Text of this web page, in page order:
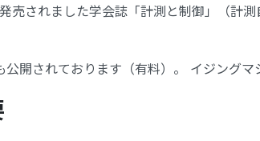
売されました学会誌「計測と制御」（計
開されております（有料）。 イジング